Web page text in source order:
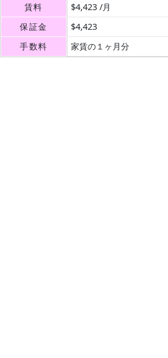
賃料
$4,423 /月
保証金
$4,423
手数料
家賃の１ヶ月分